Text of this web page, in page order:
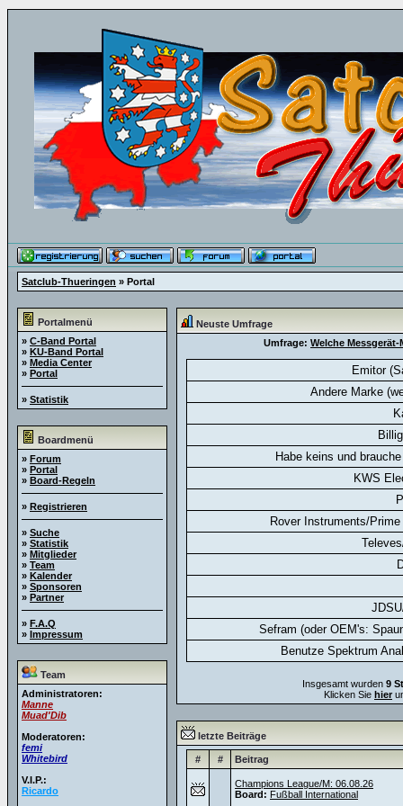
Satclub-Thueringen » Portal
Portalmenü
» C-Band Portal
» KU-Band Portal
» Media Center
» Portal
» Statistik
Boardmenü
» Forum
» Portal
» Board-Regeln
» Registrieren
» Suche
» Statistik
» Mitglieder
» Team
» Kalender
» Sponsoren
» Partner
» F.A.Q
» Impressum
Team
Administratoren:
Manne
Muad'Dib
Moderatoren:
femi
Whitebird
V.I.P.:
Ricardo
Neuste Umfrage
Umfrage: Welche
Emitor
Andere Marke
Habe keins und
KWS
Rover Instruments/
Sefram (oder OEM's:
Benutze Spektrum
Insgesamt wurden 9
Klicken Sie hier
letzte Beiträge
# # Beitrag
Champions League/M: 06.08.26
Board: Fußball International